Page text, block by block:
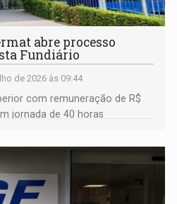
abre processo
Fundiário
de 2026 às 09:44
com remuneração de R$
jornada de 40 horas